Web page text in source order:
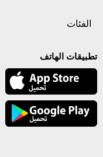
الفئات
تطبيقات الهاتف